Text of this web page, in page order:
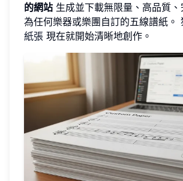
的網站 生成並下載無限量、高品質
為任何樂器或樂團自訂的五線譜紙。
紙張 現在就開始清晰地創作。